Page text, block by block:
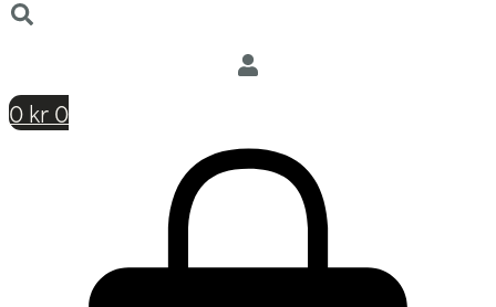
0kr0